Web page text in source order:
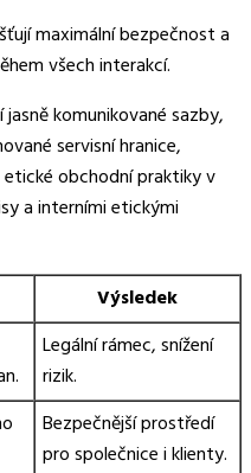
maximální bezpečnost a
všech interakcí.
komunikované sazby,
servisní hranice,
obchodní praktiky v
a interními etickými
Výsledek
Legální rámec, snížení
rizik.
Bezpečnější prostředí
pro společnice i klienty.